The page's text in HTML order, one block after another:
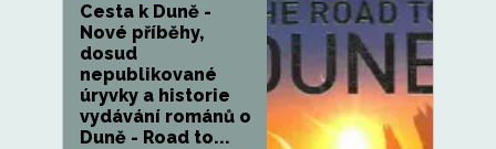
Cesta k Duně -
Nové příběhy,
dosud
nepublikované
úryvky a historie
vydávání románů o
Duně - Road to...